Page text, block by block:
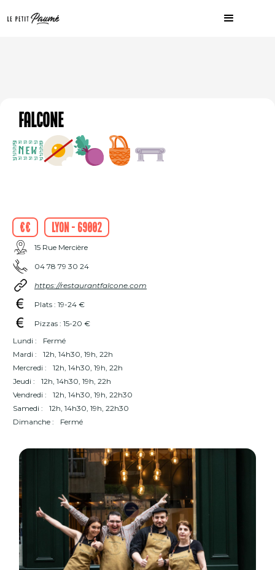
Falcone
€€ Lyon - 69002
15 Rue Mercière
04 78 79 30 24
https://restaurantfalcone.com
Plats : 19-24 €
Pizzas : 15-20 €
Lundi :
Fermé
Mardi :
12h, 14h30, 19h, 22h
Mercredi :
12h, 14h30, 19h, 22h
Jeudi :
12h, 14h30, 19h, 22h
Vendredi :
12h, 14h30, 19h, 22h30
Samedi :
12h, 14h30, 19h, 22h30
Dimanche :
Fermé